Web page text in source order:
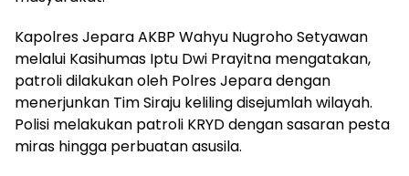
Kapolres Jepara AKBP Wahyu Nugroho Setyawan
melalui Kasihumas Iptu Dwi Prayitna mengatakan,
patroli dilakukan oleh Polres Jepara dengan
menerjunkan Tim Siraju keliling disejumlah wilayah.
Polisi melakukan patroli KRYD dengan sasaran pesta
miras hingga perbuatan asusila.